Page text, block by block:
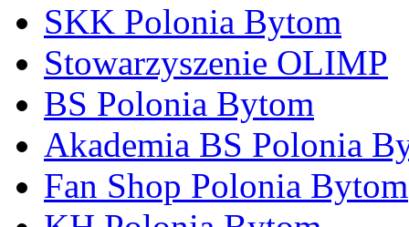
SKK Polonia Bytom
Stowarzyszenie OLIMP
BS Polonia Bytom
Akademia BS Polonia
Fan Shop Polonia Bytom